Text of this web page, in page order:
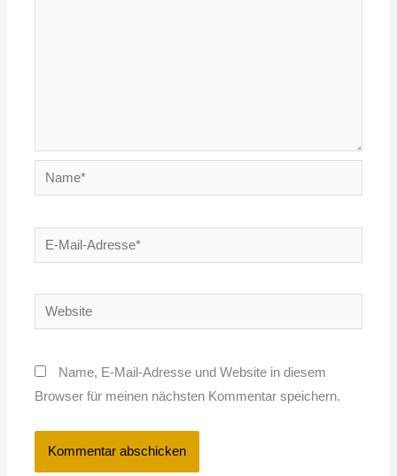
Name*
E-
Mail-
Website
Name, E-Mail-Adresse und Website in diesem
Browser für meinen nächsten Kommentar speichern.